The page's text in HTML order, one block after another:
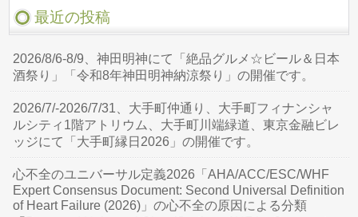
最近の投稿
2026/8/6-8/9、神田明神にて「絶品グルメ☆ビール＆日本
酒祭り」「令和8年神田明神納涼祭り」の開催です。
2026/7/-2026/7/31、大手町仲通り、大手町フィナンシャ
ルシティ1階アトリウム、大手町川端緑道、東京金融ビレ
ッジにて「大手町縁日2026」の開催です。
心不全のユニバーサル定義2026「AHA/ACC/ESC/WHF
Expert Consensus Document: Second Universal Definition
of Heart Failure (2026)」の心不全の原因による分類